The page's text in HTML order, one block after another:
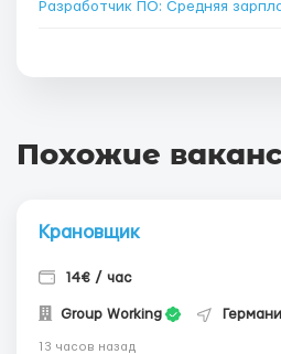
Разработчик ПО: Средняя
Похожие
Крановщик
14€ / час
Group Working
13 часов назад